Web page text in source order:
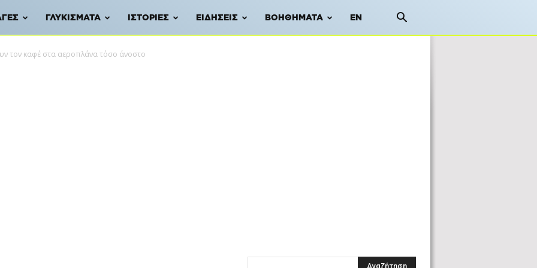
ΓΛΥΚΊΣΜΑΤΑ ΙΣΤΟΡΊΕΣ ΕΙΔΉΣΕΙΣ ΒΟΗΘΉΜΑΤΑ EN
τον καφέ στα αεροπλάνα τόσο άνοστο